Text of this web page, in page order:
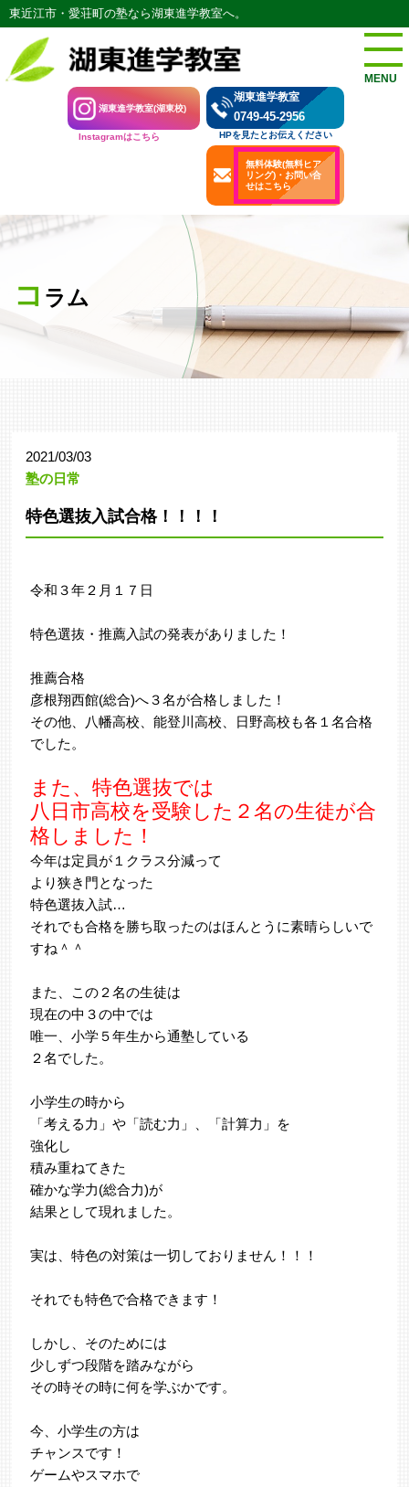
東近江市・愛荘町の塾なら湖東進学教室へ。
湖東進学教室(湖東校)
Instagramはこちら
湖東進学教室
0749-45-2956
HPを見たとお伝えください
無料体験(無料ヒア
リング)・お問い合
せはこちら
MENU
コ ラム
2021/03/03
塾の日常
特色選抜入試合格！！！！
令和３年２月１７日
特色選抜・推薦入試の発表がありました！
推薦合格
彦根翔西館(総合)へ３名が合格しました！
その他、八幡高校、能登川高校、日野高校も各１名合格
でした。
また、特色選抜では
八日市高校を受験した２名の生徒が合
格しました！
今年は定員が１クラス分減って
より狭き門となった
特色選抜入試…
それでも合格を勝ち取ったのはほんとうに素晴らしいで
すね＾＾
また、この２名の生徒は
現在の中３の中では
唯一、小学５年生から通塾している
２名でした。
小学生の時から
「考える力」や「読む力」、「計算力」を
強化し
積み重ねてきた
確かな学力(総合力)が
結果として現れました。
実は、特色の対策は一切しておりません！！！
それでも特色で合格できます！
しかし、そのためには
少しずつ段階を踏みながら
その時その時に何を学ぶかです。
今、小学生の方は
チャンスです！
ゲームやスマホで